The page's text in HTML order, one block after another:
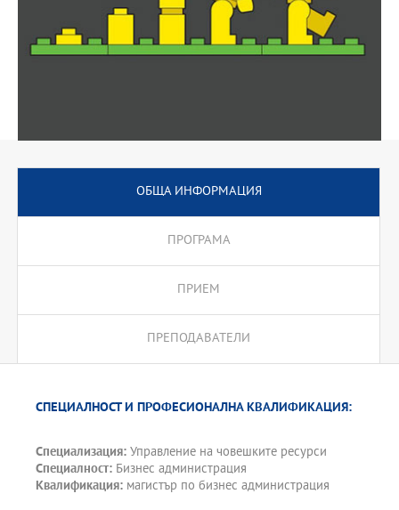
ОБЩА ИНФОРМАЦИЯ
ПРОГРАМА
ПРИЕМ
ПРЕПОДАВАТЕЛИ
СПЕЦИАЛНОСТ И ПРОФЕСИОНАЛНА КВАЛИФИКАЦИЯ:
Специализация: Управление на човешките ресурси
Специалност: Бизнес администрация
Квалификация: магистър по бизнес администрация